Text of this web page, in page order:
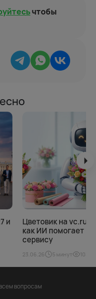
чтобы
и
Цветовик на vc.ru.
как ИИ помогает
сервису
23.06.26 5 минут 103
вопросам